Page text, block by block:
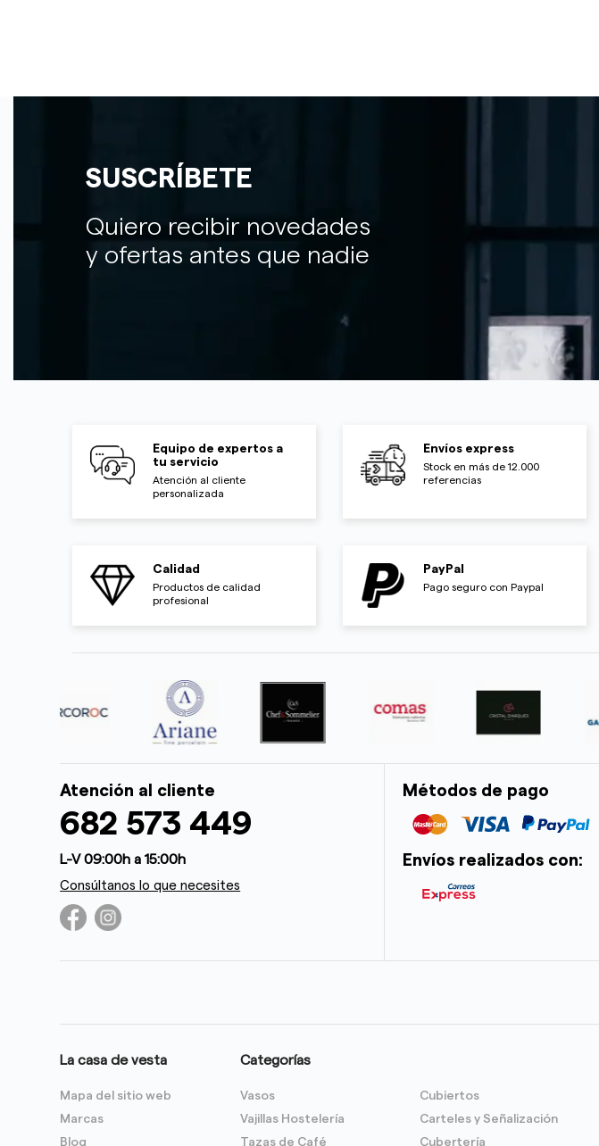
SUSCRÍBETE
Quiero recibir novedades
y ofertas antes que nadie
Equipo de expertos a
tu servicio
Atención al cliente
personalizada
Envíos express
Stock en más de 12.000
referencias
Calidad
Productos de calidad
profesional
PayPal
Pago seguro con Paypal
Atención al cliente
682 573 449
L-V 09:00h a 15:00h
Consúltanos lo que necesites
Métodos de pago
Envíos realizados con:
La casa de vesta
Mapa del sitio web
Marcas
Blog
Categorías
Vasos
Vajillas Hostelería
Tazas de Café
Cubiertos
Carteles y Señalización
Cubertería